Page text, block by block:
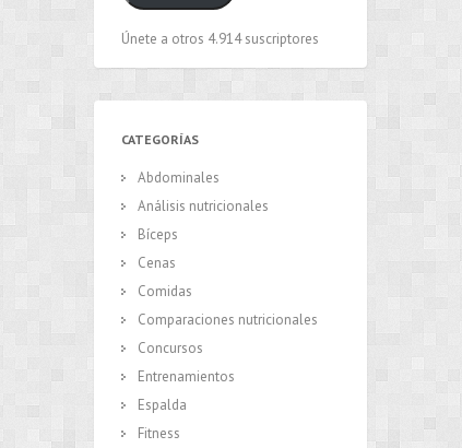
Únete a otros 4.914 suscriptores
CATEGORÍAS
Abdominales
Análisis nutricionales
Bíceps
Cenas
Comidas
Comparaciones nutricionales
Concursos
Entrenamientos
Espalda
Fitness